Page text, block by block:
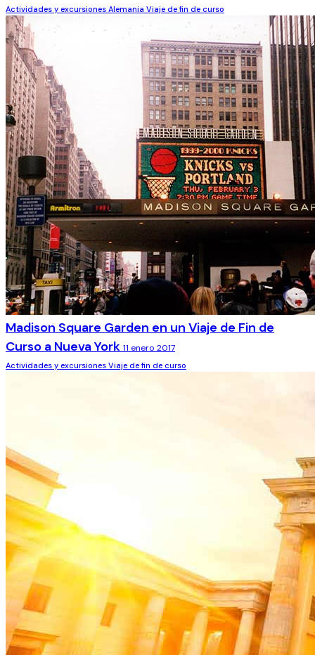
Actividades y excursiones Alemania Viaje de fin de curso
Madison Square Garden en un Viaje de Fin de
Curso a Nueva York 11 enero 2017
Actividades y excursiones Viaje de fin de curso